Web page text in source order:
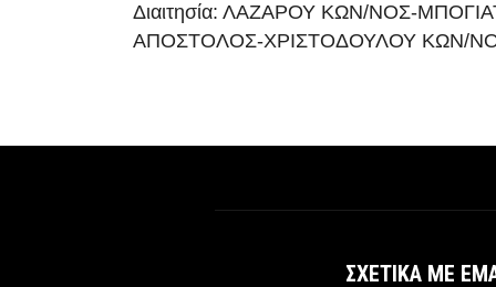
Διαιτησία: ΛΑΖΑΡΟΥ ΚΩΝ/ΝΟΣ-
ΑΠΟΣΤΟΛΟΣ-ΧΡΙΣΤΟΔΟΥΛΟΥ ΚΩΝ/
ΣΧΕΤΙΚΆ ΜΕ